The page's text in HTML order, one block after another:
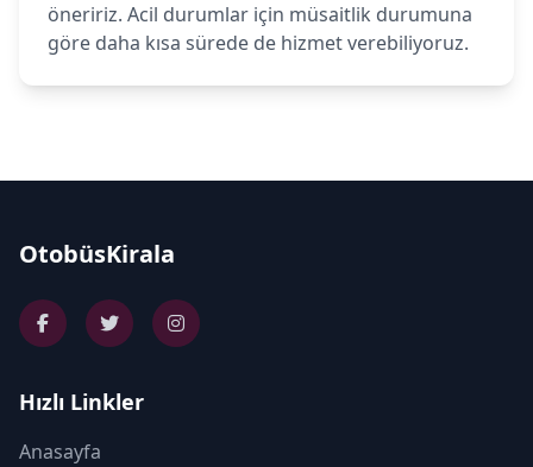
öneririz. Acil durumlar için müsaitlik durumuna
göre daha kısa sürede de hizmet verebiliyoruz.
OtobüsKirala
Hızlı Linkler
Anasayfa